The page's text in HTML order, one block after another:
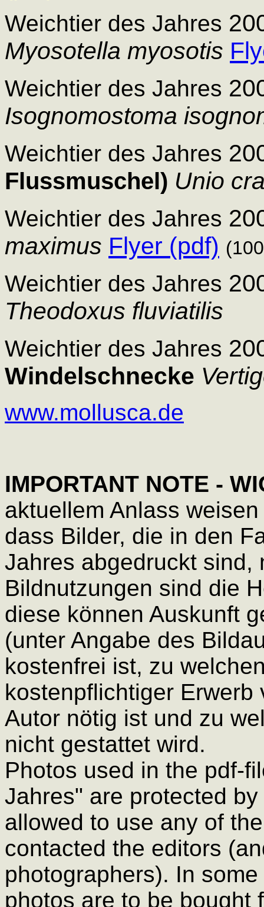
Weichtier des Jahres
Myosotella myosotis
Weichtier des Jahres
Isognomostoma
Weichtier des Jahres
Flussmuschel) Unio
Weichtier des Jahres
maximus Flyer (pdf)
Weichtier des Jahres
Theodoxus fluviatilis
Weichtier des Jahres
Windelschnecke
www.mollusca.de
IMPORTANT NOTE -
aktuellem Anlass
dass Bilder, die in den
Jahres abgedruckt sind,
Bildnutzungen sind die
diese können Auskunft
(unter Angabe des
kostenfrei ist, zu
kostenpflichtiger
Autor nötig ist und zu
nicht gestattet wird.
Photos used in the pdf-
Jahres" are protected
allowed to use any of
contacted the editors
photographers). In
photos are to be bought